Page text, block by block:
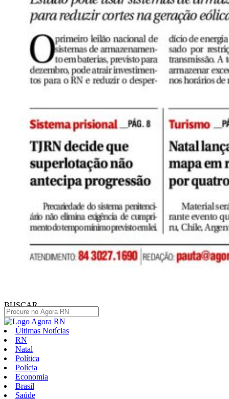
BUSCAR
Últimas Notícias
RN
Natal
Política
Polícia
Economia
Brasil
Saúde